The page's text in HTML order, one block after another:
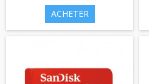
ACHETER